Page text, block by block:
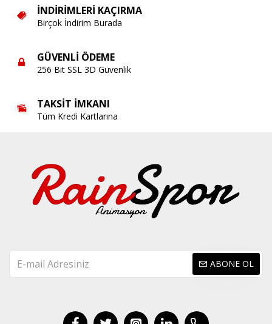
İNDIRIMLERI KAÇIRMA
Birçok İndirim Burada
GÜVENLI ÖDEME
256 Bit SSL 3D Güvenlik
TAKSIT İMKANI
Tüm Kredi Kartlarına
ABONE OL